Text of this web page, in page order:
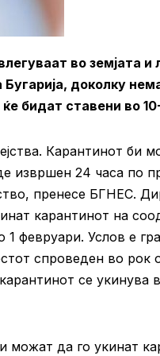
во земјата и
доколку
бидат ставени во
Карантинот би
извршен 24 часа по
пренесе БГНЕС.
карантинот на
1 февруари. Услов е
спроведен во рок
се укинува
можат да го укинат